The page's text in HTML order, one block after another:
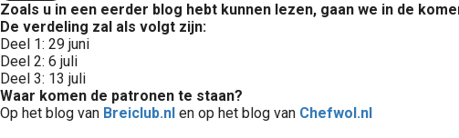
Zoals u in een eerder blog hebt kunnen lezen, gaan we in de
De verdeling zal als volgt zijn:
Deel 1: 29 juni
Deel 2: 6 juli
Deel 3: 13 juli
Waar komen de patronen te staan?
Op het blog van Breiclub.nl en op het blog van Chefwol.nl